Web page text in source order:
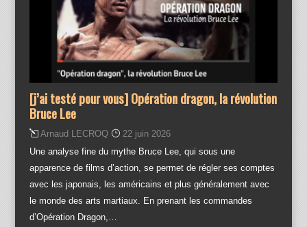
[j’ai testé pour vous] Opération dragon, la révolution
Bruce Lee
Arnaud LECROQ
22 juin 2026
Une analyse fine du mythe Bruce Lee, qui sous une
apparence de films d’action, se permet de régler ses comptes
avec les japonais, les américains et plus généralement avec
le monde des arts martiaux. En prenant les commandes
d’Opération Dragon,…